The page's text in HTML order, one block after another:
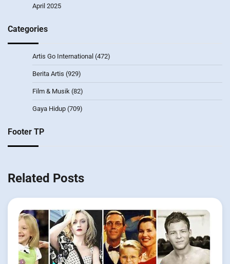
April 2025
Categories
Artis Go International (472)
Berita Artis (929)
Film & Musik (82)
Gaya Hidup (709)
Footer TP
Related Posts